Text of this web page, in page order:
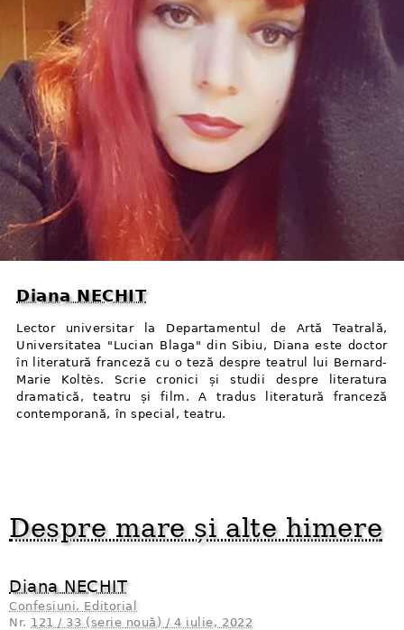
Diana NECHIT
Lector universitar la Departamentul de Artă Teatrală,
Universitatea "Lucian Blaga" din Sibiu, Diana este doctor
în literatură franceză cu o teză despre teatrul lui Bernard-
Marie Koltès. Scrie cronici și studii despre literatura
dramatică, teatru și film. A tradus literatură franceză
contemporană, în special, teatru.
Despre mare și alte himere
Diana NECHIT
Confesiuni. Editorial
Nr. 121 / 33 (serie nouă) / 4 iulie, 2022